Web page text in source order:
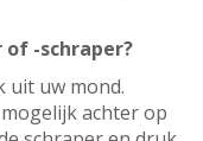
-schraper?
uit uw mond.
achter op